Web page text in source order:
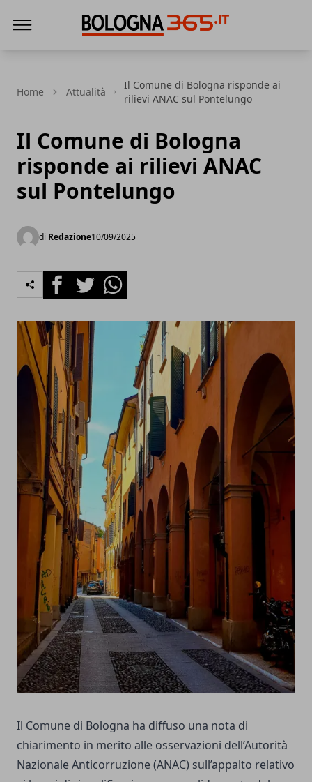
Home Attualità
Il Comune di Bologna risponde ai
rilievi ANAC sul Pontelungo
Il Comune di Bologna
risponde ai rilievi ANAC
sul Pontelungo
di Redazione10/09/2025
FacebookTwitterWhatsapp
Il Comune di Bologna ha diffuso una nota di
chiarimento in merito alle osservazioni dell’Autorità
Nazionale Anticorruzione (ANAC) sull’appalto relativo